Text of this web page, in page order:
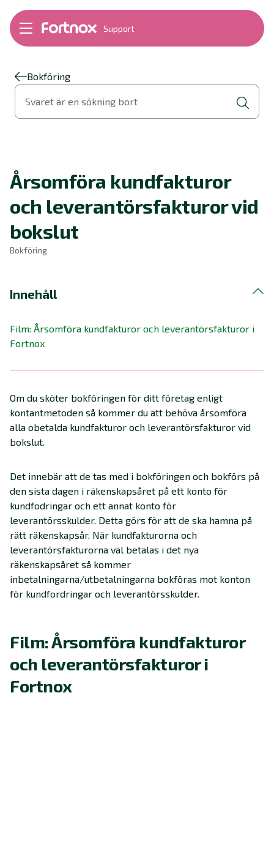
Support
Bokföring
Fakturering
Byt till Fortnox
Felsökning
Support Play
Ordlista
Bokföring
Svaret är en sökning bort
Årsomföra kundfakturor
och leverantörsfakturor vid
bokslut
Bokföring
Innehåll
Film: Årsomföra kundfakturor och leverantörsfakturor i
Fortnox
Om du sköter bokföringen för ditt företag enligt
kontantmetoden så kommer du att behöva årsomföra
alla obetalda kundfakturor och leverantörsfakturor vid
bokslut.
Det innebär att de tas med i bokföringen och bokförs på
den sista dagen i räkenskapsåret på ett konto för
kundfodringar och ett annat konto för
leverantörsskulder. Detta görs för att de ska hamna på
rätt räkenskapsår. När kundfakturorna och
leverantörsfakturorna väl betalas i det nya
räkenskapsåret så kommer
inbetalningarna/utbetalningarna bokföras mot konton
för kundfordringar och leverantörsskulder.
Film: Årsomföra kundfakturor
och leverantörsfakturor i
Fortnox